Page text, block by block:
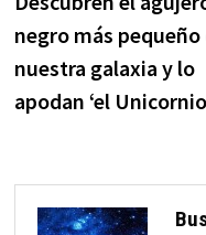
de
entradas
negro más pequeño
nuestra galaxia y lo
apodan ‘el